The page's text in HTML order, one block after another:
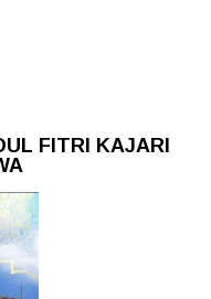
FITRI KAJARI